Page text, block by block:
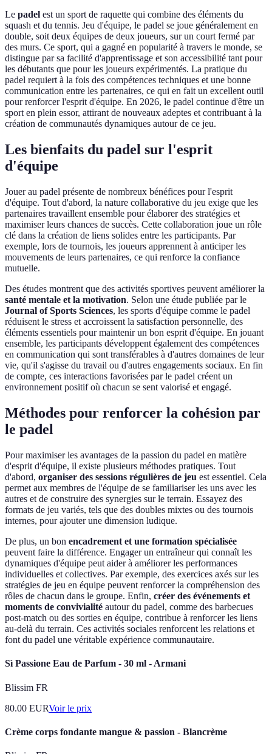
Le padel est un sport de raquette qui combine des éléments du
squash et du tennis. Jeu d'équipe, le padel se joue généralement en
double, soit deux équipes de deux joueurs, sur un court fermé par
des murs. Ce sport, qui a gagné en popularité à travers le monde, se
distingue par sa facilité d'apprentissage et son accessibilité tant pour
les débutants que pour les joueurs expérimentés. La pratique du
padel requiert à la fois des compétences techniques et une bonne
communication entre les partenaires, ce qui en fait un excellent outil
pour renforcer l'esprit d'équipe. En 2026, le padel continue d'être un
sport en plein essor, attirant de nouveaux adeptes et contribuant à la
création de communautés dynamiques autour de ce jeu.
Les bienfaits du padel sur l'esprit
d'équipe
Jouer au padel présente de nombreux bénéfices pour l'esprit
d'équipe. Tout d'abord, la nature collaborative du jeu exige que les
partenaires travaillent ensemble pour élaborer des stratégies et
maximiser leurs chances de succès. Cette collaboration joue un rôle
clé dans la création de liens solides entre les participants. Par
exemple, lors de tournois, les joueurs apprennent à anticiper les
mouvements de leurs partenaires, ce qui renforce la confiance
mutuelle.
Des études montrent que des activités sportives peuvent améliorer la
santé mentale et la motivation. Selon une étude publiée par le
Journal of Sports Sciences, les sports d'équipe comme le padel
réduisent le stress et accroissent la satisfaction personnelle, des
éléments essentiels pour maintenir un bon esprit d'équipe. En jouant
ensemble, les participants développent également des compétences
en communication qui sont transférables à d'autres domaines de leur
vie, qu'il s'agisse du travail ou d'autres engagements sociaux. En fin
de compte, ces interactions favorisées par le padel créent un
environnement positif où chacun se sent valorisé et engagé.
Méthodes pour renforcer la cohésion par
le padel
Pour maximiser les avantages de la passion du padel en matière
d'esprit d'équipe, il existe plusieurs méthodes pratiques. Tout
d'abord, organiser des sessions régulières de jeu est essentiel. Cela
permet aux membres de l'équipe de se familiariser les uns avec les
autres et de construire des synergies sur le terrain. Essayez des
formats de jeu variés, tels que des doubles mixtes ou des tournois
internes, pour ajouter une dimension ludique.
De plus, un bon encadrement et une formation spécialisée
peuvent faire la différence. Engager un entraîneur qui connaît les
dynamiques d'équipe peut aider à améliorer les performances
individuelles et collectives. Par exemple, des exercices axés sur les
stratégies de jeu en équipe peuvent renforcer la compréhension des
rôles de chacun dans le groupe. Enfin, créer des événements et
moments de convivialité autour du padel, comme des barbecues
post-match ou des sorties en équipe, contribue à renforcer les liens
au-delà du terrain. Ces activités sociales renforcent les relations et
font du padel une véritable expérience communautaire.
Sì Passione Eau de Parfum - 30 ml - Armani
Blissim FR
80.00 EURVoir le prix
Crème corps fondante mangue & passion - Blancrème